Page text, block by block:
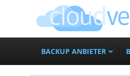
BACKUP ANBIETER